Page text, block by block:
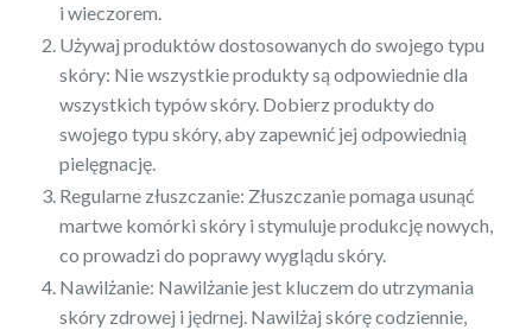
i wieczorem.
Używaj produktów dostosowanych do swojego typu
skóry: Nie wszystkie produkty są odpowiednie dla
wszystkich typów skóry. Dobierz produkty do
swojego typu skóry, aby zapewnić jej odpowiednią
pielęgnację.
Regularne złuszczanie: Złuszczanie pomaga usunąć
martwe komórki skóry i stymuluje produkcję nowych,
co prowadzi do poprawy wyglądu skóry.
Nawilżanie: Nawilżanie jest kluczem do utrzymania
skóry zdrowej i jędrnej. Nawilżaj skórę codziennie,